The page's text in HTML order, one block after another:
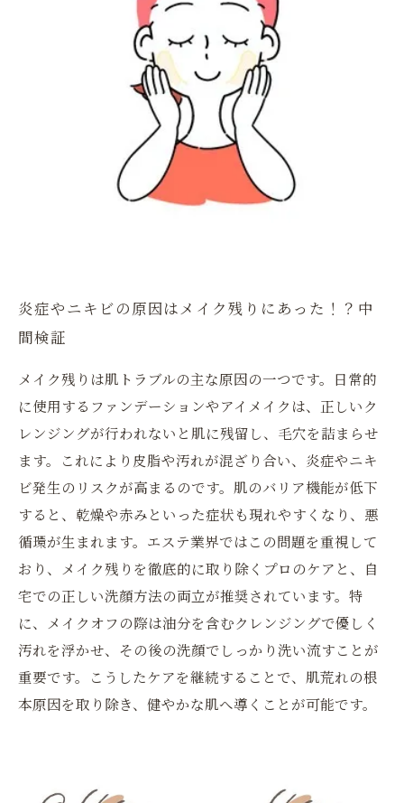
炎症やニキビの原因はメイク残りにあった！？中
間検証
メイク残りは肌トラブルの主な原因の一つです。日常的
に使用するファンデーションやアイメイクは、正しいク
レンジングが行われないと肌に残留し、毛穴を詰まらせ
ます。これにより皮脂や汚れが混ざり合い、炎症やニキ
ビ発生のリスクが高まるのです。肌のバリア機能が低下
すると、乾燥や赤みといった症状も現れやすくなり、悪
循環が生まれます。エステ業界ではこの問題を重視して
おり、メイク残りを徹底的に取り除くプロのケアと、自
宅での正しい洗顔方法の両立が推奨されています。特
に、メイクオフの際は油分を含むクレンジングで優しく
汚れを浮かせ、その後の洗顔でしっかり洗い流すことが
重要です。こうしたケアを継続することで、肌荒れの根
本原因を取り除き、健やかな肌へ導くことが可能です。